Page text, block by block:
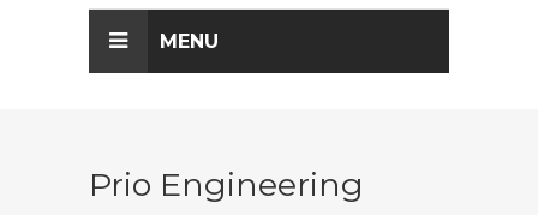
MENU
Prio Engineering